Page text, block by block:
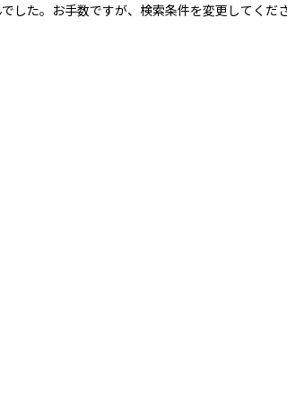
した。お手数ですが、検索条件を変更してくださ